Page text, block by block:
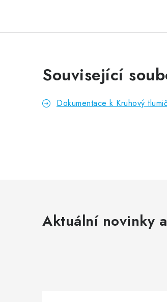
Související
Dokumentace k Kruhový
Aktuální novinky